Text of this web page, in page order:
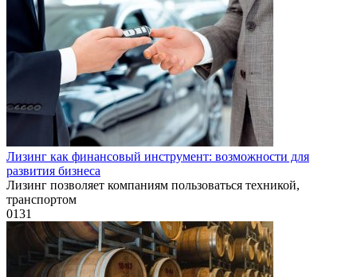
Лизинг как финансовый инструмент: возможности для
развития бизнеса
Лизинг позволяет компаниям пользоваться техникой,
транспортом
0131